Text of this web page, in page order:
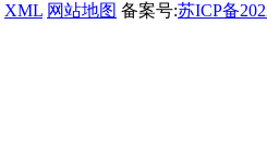
XML 网站地图 备案号:苏ICP备